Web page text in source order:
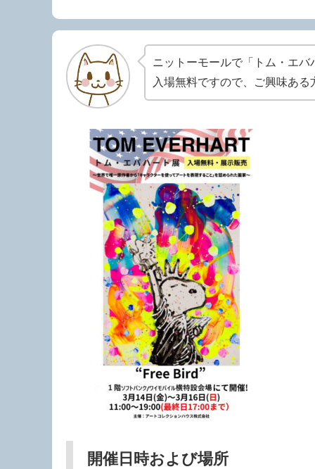
ニットーモールで「トム・エ
入場無料ですので、ご興味あ
開催日時および場所